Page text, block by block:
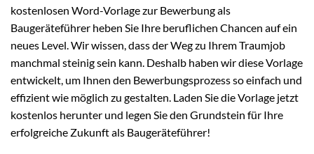
kostenlosen Word-Vorlage zur Bewerbung als
Baugeräteführer heben Sie Ihre beruflichen Chancen auf ein
neues Level. Wir wissen, dass der Weg zu Ihrem Traumjob
manchmal steinig sein kann. Deshalb haben wir diese Vorlage
entwickelt, um Ihnen den Bewerbungsprozess so einfach und
effizient wie möglich zu gestalten. Laden Sie die Vorlage jetzt
kostenlos herunter und legen Sie den Grundstein für Ihre
erfolgreiche Zukunft als Baugeräteführer!